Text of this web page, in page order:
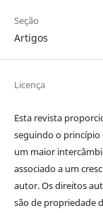
Seção
Artigos
Licença
Esta revista
seguindo o princípio
um maior
associado a um
autor. Os direitos
são de propriedade